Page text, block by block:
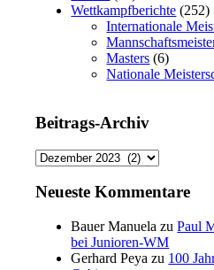
Wettkampfberichte (252)
Internationale
Masters (6)
Nationale
Beitrags-Archiv
Beitrags-
Neueste Kommentare
Bauer Manuela zuPaul
bei Junioren-WM
Gerhard Peya zu 100